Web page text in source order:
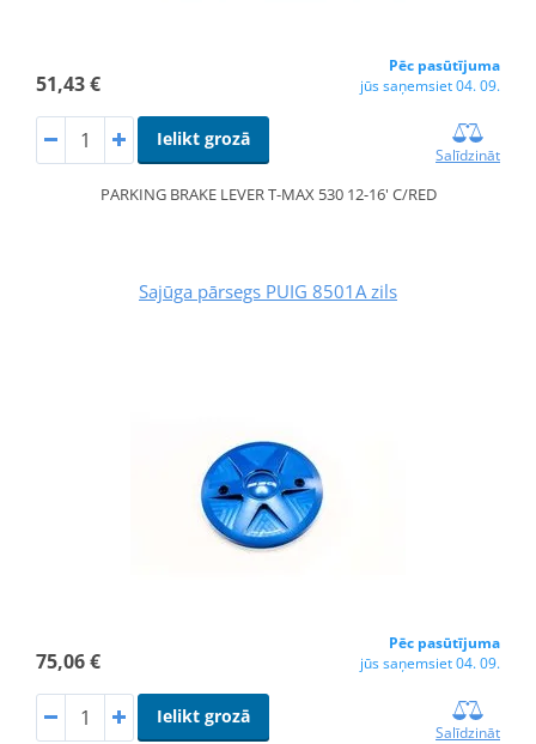
51,43 €
Pēc pasūtījuma
jūs saņemsiet 04. 09.
Ielikt grozā
Salīdzināt
PARKING BRAKE LEVER T-MAX 530 12-16' C/RED
Sajūga pārsegs PUIG 8501A zils
75,06 €
Pēc pasūtījuma
jūs saņemsiet 04. 09.
Ielikt grozā
Salīdzināt